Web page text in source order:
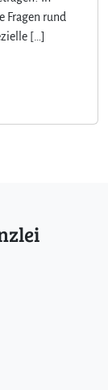
Fragen rund
[…]